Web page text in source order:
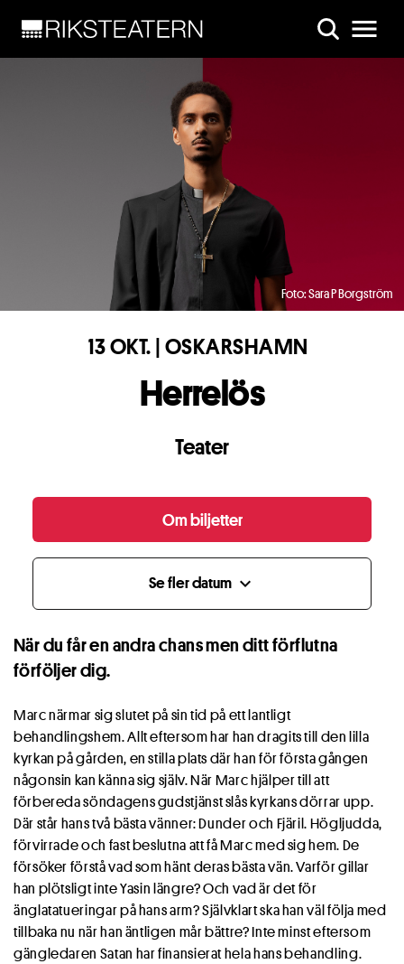
Foto: Sara P Borgström
13 OKT. | OSKARSHAMN
Herrelös
Teater
Om biljetter
Se fler datum expand_more
När du får en andra chans men ditt förflutna
förföljer dig.
Marc närmar sig slutet på sin tid på ett lantligt
behandlingshem. Allt eftersom har han dragits till den lilla
kyrkan på gården, en stilla plats där han för första gången
någonsin kan känna sig själv. När Marc hjälper till att
förbereda söndagens gudstjänst slås kyrkans dörrar upp.
Där står hans två bästa vänner: Dunder och Fjäril. Högljudda,
förvirrade och fast beslutna att få Marc med sig hem. De
försöker förstå vad som hänt deras bästa vän. Varför gillar
han plötsligt inte Yasin längre? Och vad är det för
änglatatueringar på hans arm? Självklart ska han väl följa med
tillbaka nu när han äntligen mår bättre? Inte minst eftersom
gängledaren Satan har finansierat hela hans behandling.